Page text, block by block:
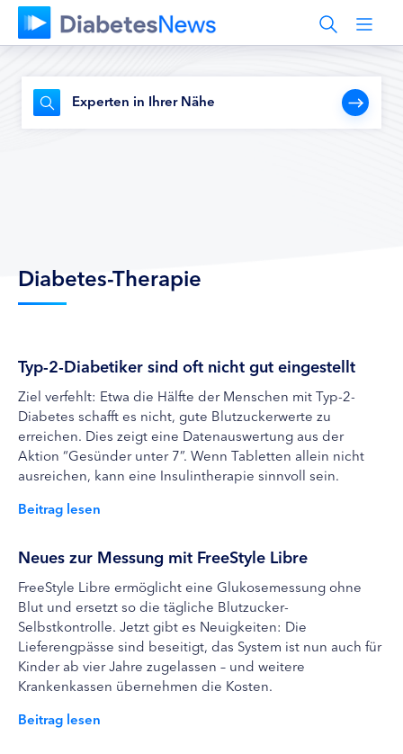
Experten in Ihrer Nähe
Diabetes-Therapie
Typ-2-Diabetiker sind oft nicht gut eingestellt
Ziel verfehlt: Etwa die Hälfte der Menschen mit Typ-2-
Diabetes schafft es nicht, gute Blutzuckerwerte zu
erreichen. Dies zeigt eine Datenauswertung aus der
Aktion “Gesünder unter 7”. Wenn Tabletten allein nicht
ausreichen, kann eine Insulintherapie sinnvoll sein.
Beitrag lesen
Neues zur Messung mit FreeStyle Libre
FreeStyle Libre ermöglicht eine Glukosemessung ohne
Blut und ersetzt so die tägliche Blutzucker-
Selbstkontrolle. Jetzt gibt es Neuigkeiten: Die
Lieferengpässe sind beseitigt, das System ist nun auch für
Kinder ab vier Jahre zugelassen – und weitere
Krankenkassen übernehmen die Kosten.
Beitrag lesen